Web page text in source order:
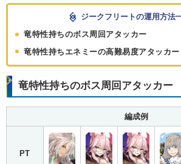
ジークフリートの運用方法
竜特性持ちのボス周回アタッカー
竜特性持ちエネミーの高難易度アタッカー
竜特性持ちのボス周回アタッカー
編成例
PT